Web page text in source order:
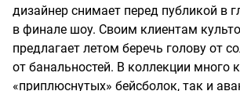
дизайнер снимает перед публикой в
в финале шоу. Своим клиентам
предлагает летом беречь голову от
от банальностей. В коллекции много
«приплюснутых» бейсболок, так и